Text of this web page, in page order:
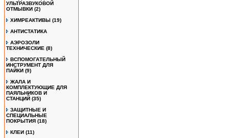
УЛЬТРАЗВУКОВОЙ
ОТМЫВКИ (2)
ХИМРЕАКТИВЫ (19)
АНТИСТАТИКА
АЭРОЗОЛИ
ТЕХНИЧЕСКИЕ (8)
ВСПОМОГАТЕЛЬНЫЙ
ИНСТРУМЕНТ ДЛЯ
ПАЙКИ (9)
ЖАЛА И
КОМПЛЕКТУЮЩИЕ ДЛЯ
ПАЯЛЬНИКОВ И
СТАНЦИЙ (35)
ЗАЩИТНЫЕ И
СПЕЦИАЛЬНЫЕ
ПОКРЫТИЯ (18)
КЛЕИ (11)